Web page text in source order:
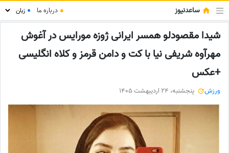
ساعدنیوز ● درباره ما ●
شیدا مقصودلو همسر ایرانی ژوزه مورایس در آغوش
مهرآوه شریفی نیا با کت و دامن قرمز و کلاه انگلیسی
+عکس
ورزش پنجشنبه، 24 اردیبهشت 1405